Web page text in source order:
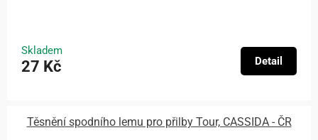
Skladem
27 Kč Detail
Těsnění spodního lemu pro přilby Tour, CASSIDA - ČR